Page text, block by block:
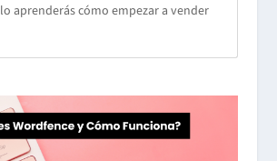
aprenderás cómo empezar a vender